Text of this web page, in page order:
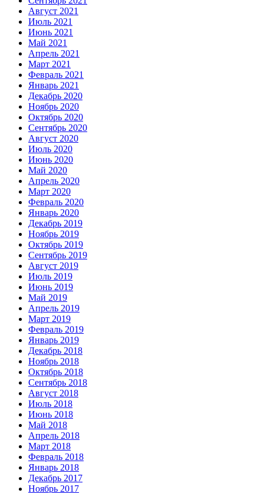
Август 2021
Июль 2021
Июнь 2021
Май 2021
Апрель 2021
Март 2021
Февраль 2021
Январь 2021
Декабрь 2020
Ноябрь 2020
Октябрь 2020
Сентябрь 2020
Август 2020
Июль 2020
Июнь 2020
Май 2020
Апрель 2020
Март 2020
Февраль 2020
Январь 2020
Декабрь 2019
Ноябрь 2019
Октябрь 2019
Сентябрь 2019
Август 2019
Июль 2019
Июнь 2019
Май 2019
Апрель 2019
Март 2019
Февраль 2019
Январь 2019
Декабрь 2018
Ноябрь 2018
Октябрь 2018
Сентябрь 2018
Август 2018
Июль 2018
Июнь 2018
Май 2018
Апрель 2018
Март 2018
Февраль 2018
Январь 2018
Декабрь 2017
Ноябрь 2017